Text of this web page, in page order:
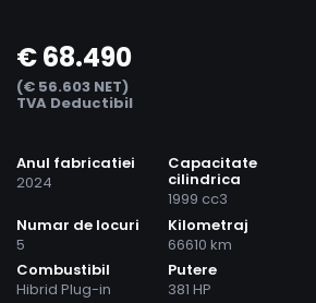
€ 68.490
(€ 56.603 NET)
TVA Deductibil
Anul fabricatiei
2024
Capacitate
cilindrica
1999 cc3
Numar de locuri
5
Kilometraj
66610 km
Combustibil
Hibrid Plug-in
Putere
381 HP